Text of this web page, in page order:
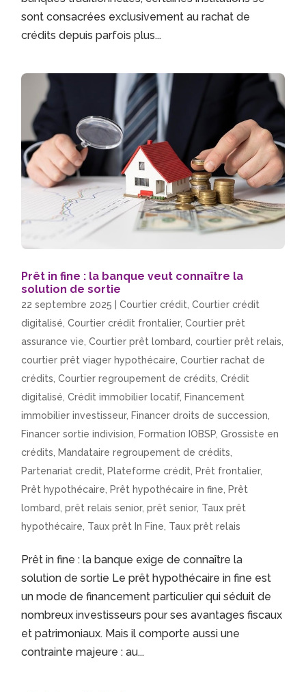
sont consacrées exclusivement au rachat de
crédits depuis parfois plus...
Prêt in fine : la banque veut connaître la
solution de sortie
22 septembre 2025 |Courtier crédit,Courtier crédit
digitalisé,Courtier crédit frontalier,Courtier prêt
assurance vie,Courtier prêt lombard,courtier prêt relais,
courtier prêt viager hypothécaire,Courtier rachat de
crédits,Courtier regroupement de crédits,Crédit
digitalisé,Crédit immobilier locatif, Financement
immobilier investisseur, Financer droits de succession,
Financer sortie indivision, Formation IOBSP,Grossiste en
crédits, Mandataire regroupement de crédits,
Partenariat credit, Plateforme crédit, Prêt frontalier,
Prêt hypothécaire, Prêt hypothécaire in fine, Prêt
lombard,prêt relais senior,prêt senior, Taux prêt
hypothécaire, Taux prêt In Fine, Taux prêt relais
Prêt in fine : la banque exige de connaître la
solution de sortie Le prêt hypothécaire in fine est
un mode de financement particulier qui séduit de
nombreux investisseurs pour ses avantages fiscaux
et patrimoniaux. Mais il comporte aussi une
contrainte majeure : au...